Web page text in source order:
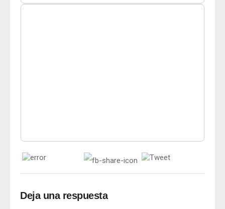
Deja una respuesta